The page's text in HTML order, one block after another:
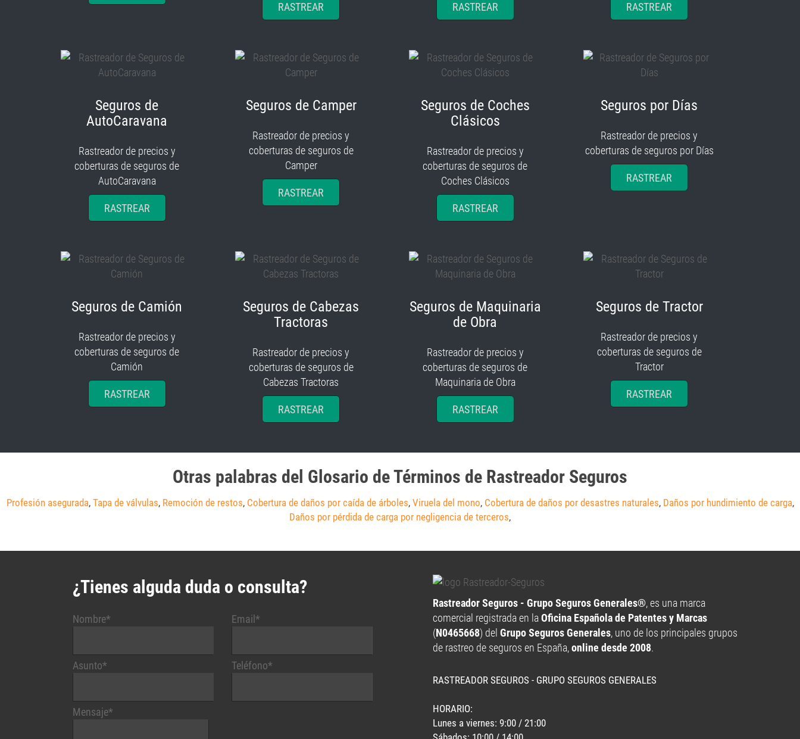
RASTREAR RASTREAR RASTREAR
Seguros de
AutoCaravana
Rastreador de precios y
coberturas de seguros de
AutoCaravana
RASTREAR
Seguros de Camper
Rastreador de precios y
coberturas de seguros de
Camper
RASTREAR
Seguros de Coches
Clásicos
Rastreador de precios y
coberturas de seguros de
Coches Clásicos
RASTREAR
Seguros por Días
Rastreador de precios y
coberturas de seguros por Días
RASTREAR
Seguros de Camión
Rastreador de precios y
coberturas de seguros de
Camión
RASTREAR
Seguros de Cabezas
Tractoras
Rastreador de precios y
coberturas de seguros de
Cabezas Tractoras
RASTREAR
Seguros de Maquinaria
de Obra
Rastreador de precios y
coberturas de seguros de
Maquinaria de Obra
RASTREAR
Seguros de Tractor
Rastreador de precios y
coberturas de seguros de
Tractor
RASTREAR
Otras palabras del Glosario de Términos de Rastreador Seguros
Profesión asegurada, Tapa de válvulas, Remoción de restos, Cobertura de daños por caída de árboles, Viruela del mono, Cobertura de daños por desastres naturales, Daños por hundimiento de carga,
Daños por pérdida de carga por negligencia de terceros,
¿Tienes alguda duda o consulta?
Nombre*
Asunto*
Email*
Teléfono*
Mensaje*
Rastreador Seguros - Grupo Seguros Generales®, es una marca
comercial registrada en laOficina Española de Patentes y Marcas
(N0465668) del Grupo Seguros Generales, uno de los principales grupos
de rastreo de seguros en España,online desde 2008.
RASTREADOR SEGUROS - GRUPO SEGUROS GENERALES
HORARIO:
Lunes a viernes: 9:00 / 21:00